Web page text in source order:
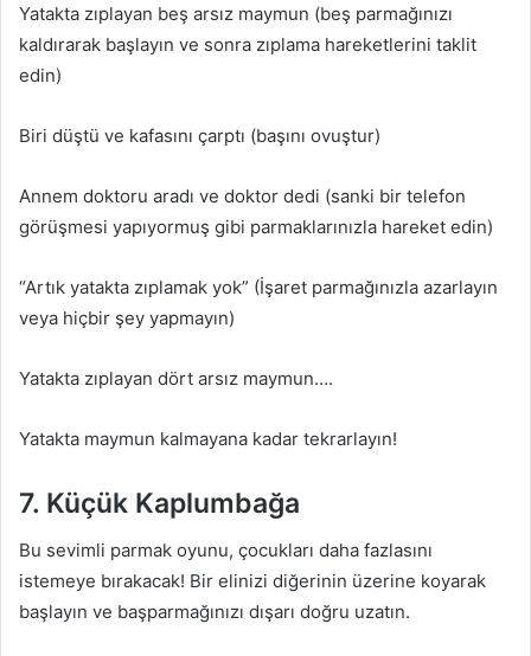
Yatakta zıplayan beş arsız maymun (beş parmağınızı
kaldırarak başlayın ve sonra zıplama hareketlerini taklit
edin)
Biri düştü ve kafasını çarptı (başını ovuştur)
Annem doktoru aradı ve doktor dedi (sanki bir telefon
görüşmesi yapıyormuş gibi parmaklarınızla hareket edin)
“Artık yatakta zıplamak yok” (İşaret parmağınızla azarlayın
veya hiçbir şey yapmayın)
Yatakta zıplayan dört arsız maymun….
Yatakta maymun kalmayana kadar tekrarlayın!
7. Küçük Kaplumbağa
Bu sevimli parmak oyunu, çocukları daha fazlasını
istemeye bırakacak! Bir elinizi diğerinin üzerine koyarak
başlayın ve başparmağınızı dışarı doğru uzatın.